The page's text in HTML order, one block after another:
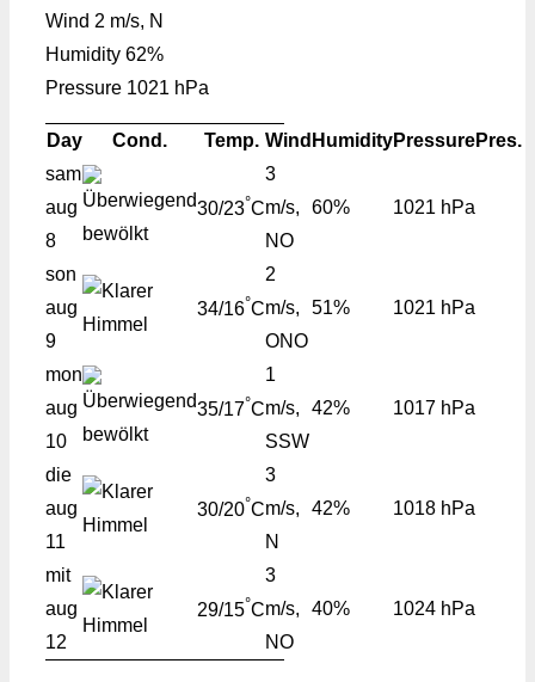
Wind 2 m/s, N
Humidity 62%
Pressure 1021 hPa
Day Cond. Temp. Wind HumidityPressurePres.
sam
aug
8
30/23°C
3
m/s,
NO
60% 1021 hPa
son
aug
9
34/16°C
2
m/s,
ONO
51% 1021 hPa
mon
aug
10
35/17°C
1
m/s,
SSW
42% 1017 hPa
die
aug
11
30/20°C
3
m/s,
N
42% 1018 hPa
mit
aug
12
29/15°C
3
m/s,
NO
40% 1024 hPa